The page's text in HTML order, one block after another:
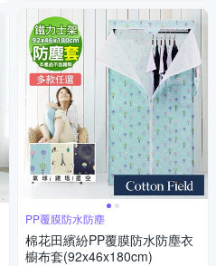
PP覆膜防水防塵
棉花田繽紛PP覆膜防水防塵衣
櫥布套(92x46x180cm)